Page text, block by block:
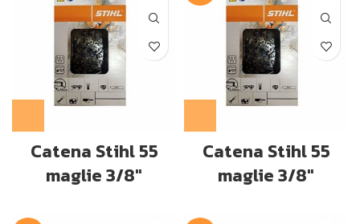
Catena Stihl 55
maglie 3/8″
Catena Stihl 55
maglie 3/8″